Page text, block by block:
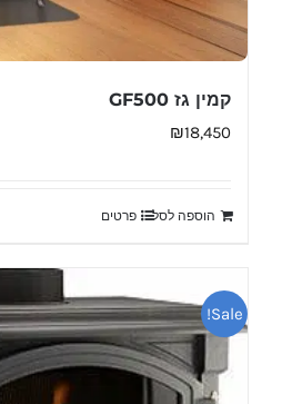
קמין גז GF500
₪18,450
הוספה לסל פרטים
Sale!